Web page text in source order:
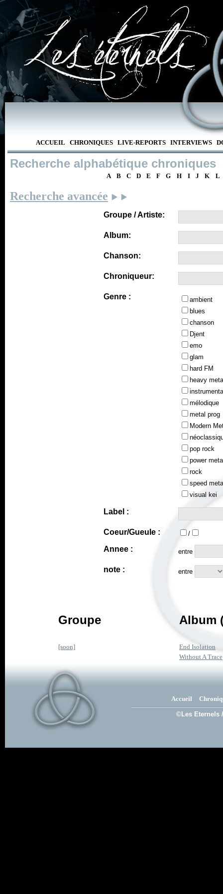
ACCUEIL CHRONIQUES LIVE-REPORTS INTERVIEWS
Recherche alphabétique chroniques
A B C D E F G H I J K L
Recherche avancée
Groupe / Artiste:
Album:
Chanson:
Chroniqueur:
Genre :
ambient
blues
chanson
Djent
emo
glam
hard FM
heavy
mélodique
metal prog
Modern
pop rock
power
rock
speed
visual kei
Label :
Coeur/Gueule : /
Annee : entre
note : entre
Groupe Album
[soon]
End Isolation
Without A Trace
Accueil
©Les Eternels